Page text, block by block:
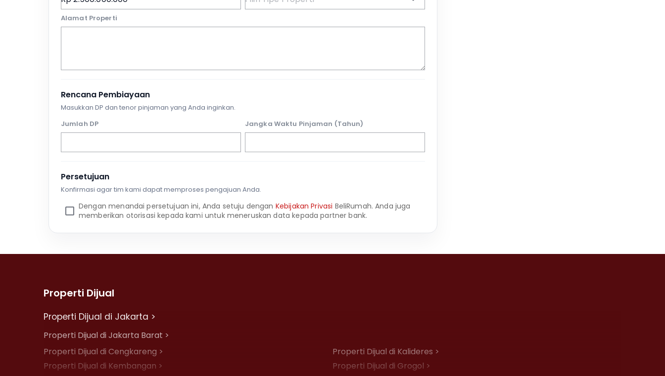
Alamat Properti
Rencana Pembiayaan
Masukkan DP dan tenor pinjaman yang Anda inginkan.
Jumlah DP
Jangka Waktu Pinjaman (Tahun)
Persetujuan
Konfirmasi agar tim kami dapat memproses pengajuan Anda.
Dengan menandai persetujuan ini, Anda setuju dengan Kebijakan Privasi BeliRumah. Anda juga
memberikan otorisasi kepada kami untuk meneruskan data kepada partner bank.
Properti Dijual
Properti Dijual di Jakarta >
Properti Dijual di Jakarta Barat >
Properti Dijual di Cengkareng >
Properti Dijual di Kalideres >
Properti Dijual di Kembangan >
Properti Dijual di Grogol >